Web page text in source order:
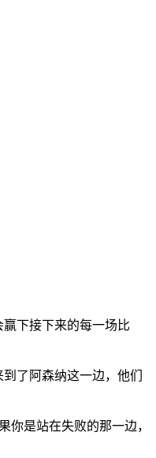
下接下来的每一场比
了阿森纳这一边，他们
是站在失败的那一边，